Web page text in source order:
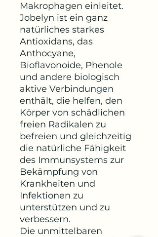
Makrophagen einleitet.
Jobelyn ist ein ganz
natürliches starkes
Antioxidans, das
Anthocyane,
Bioflavonoide, Phenole
und andere biologisch
aktive Verbindungen
enthält, die helfen, den
Körper von schädlichen
freien Radikalen zu
befreien und gleichzeitig
die natürliche Fähigkeit
des Immunsystems zur
Bekämpfung von
Krankheiten und
Infektionen zu
unterstützen und zu
verbessern.
Die unmittelbaren